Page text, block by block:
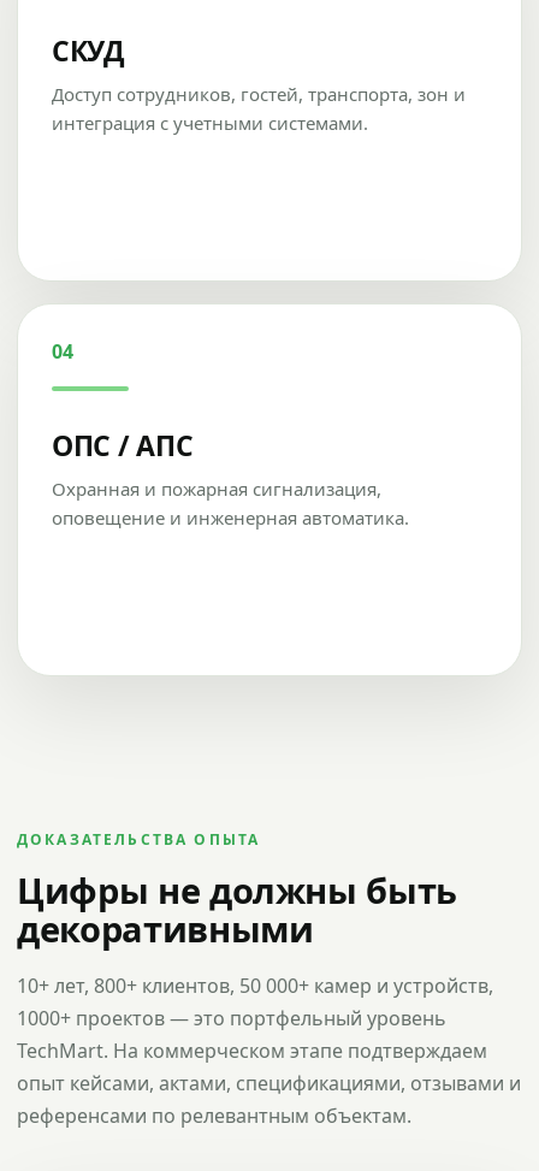
СКУД
Доступ сотрудников, гостей, транспорта, зон и
интеграция с учетными системами.
04
ОПС / АПС
Охранная и пожарная сигнализация,
оповещение и инженерная автоматика.
ДОКАЗАТЕЛЬСТВА ОПЫТА
Цифры не должны быть
декоративными
10+ лет, 800+ клиентов, 50 000+ камер и устройств,
1000+ проектов — это портфельный уровень
TechMart. На коммерческом этапе подтверждаем
опыт кейсами, актами, спецификациями, отзывами и
референсами по релевантным объектам.